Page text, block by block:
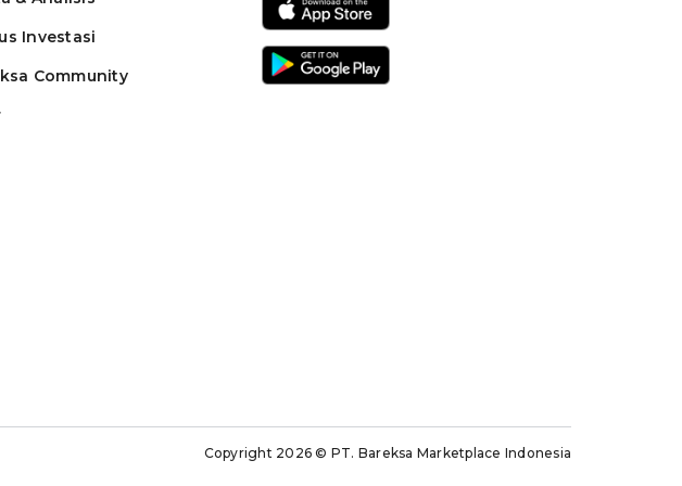
Investasi
Community
Copyright 2026© PT. Bareksa Marketplace Indonesia